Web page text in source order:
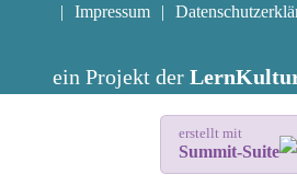
Impressum
ein Projekt der
erstellt mit
Summit-Suite